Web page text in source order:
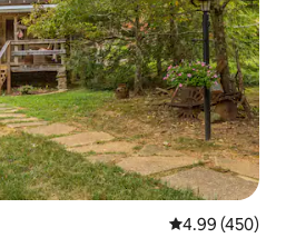
평점 4.99점(5
4.99 (450)